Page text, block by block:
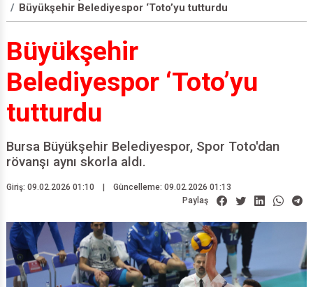
Büyükşehir Belediyespor ‘Toto’yu tutturdu
Büyükşehir
Belediyespor ‘Toto’yu
tutturdu
Bursa Büyükşehir Belediyespor, Spor Toto'dan
rövanşı aynı skorla aldı.
Giriş: 09.02.2026 01:10 |
Güncelleme: 09.02.2026 01:13
Paylaş